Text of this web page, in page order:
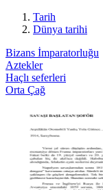
Tarih
Dünya tarihi
Bizans İmparatorluğu
Aztekler
Haçlı seferleri
Orta Çağ